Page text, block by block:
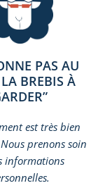
PAS AU
BREBIS À
est très bien
prenons soin
informations